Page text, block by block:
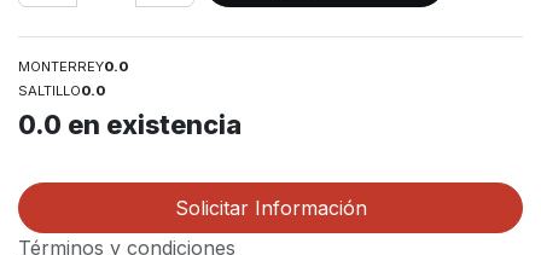
MONTERREY0.0
SALTILLO0.0
0.0 en existencia
Solicitar Información
Términos y condiciones